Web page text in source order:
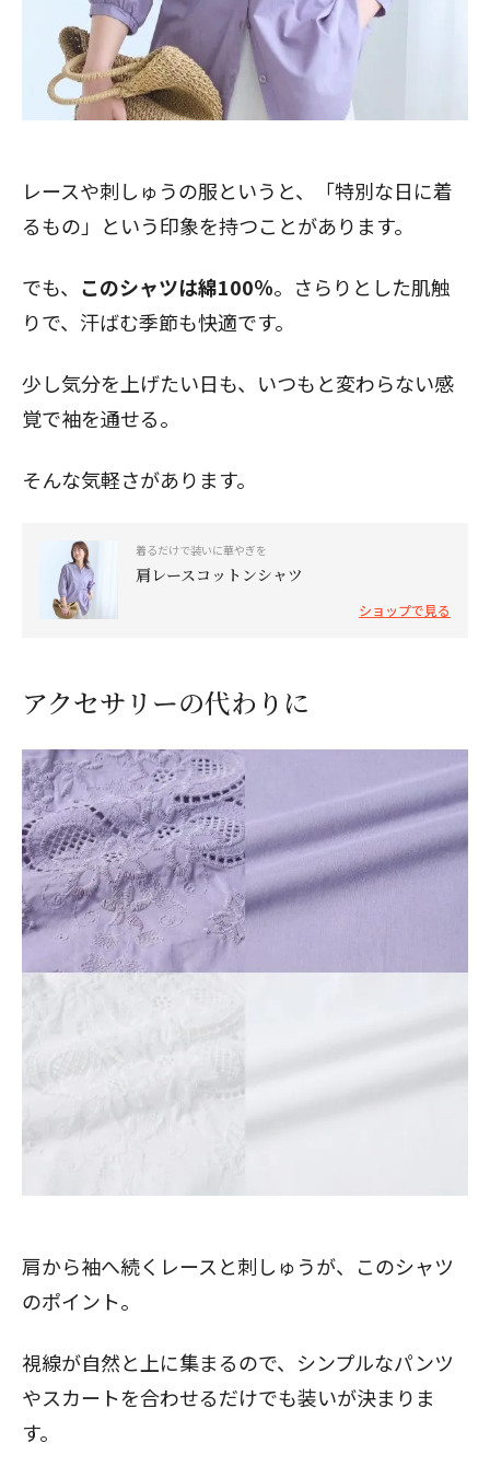
レースや刺しゅうの服というと、「特別な日に着
るもの」という印象を持つことがあります。
でも、 このシャツは綿100％。さらりとした肌触
りで、汗ばむ季節も快適です。
少し気分を上げたい日も、いつもと変わらない感
覚で袖を通せる。
そんな気軽さがあります。
着るだけで装いに華やぎを
肩レースコットンシャツ
ショップで見る
アクセサリーの代わりに
肩から袖へ続くレースと刺しゅうが、このシャツ
のポイント。
視線が自然と上に集まるので、シンプルなパンツ
やスカートを合わせるだけでも装いが決まりま
す。